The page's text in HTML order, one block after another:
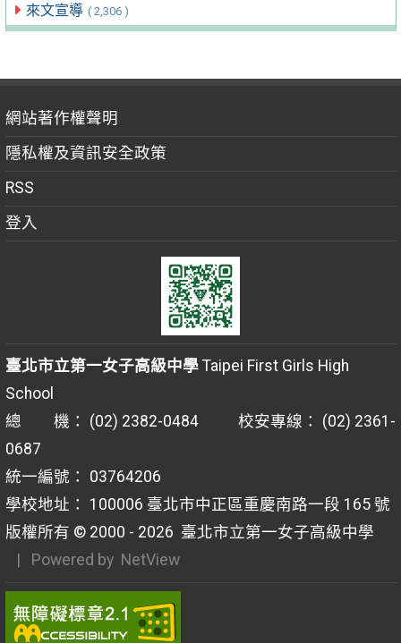
來文宣導 ( 2,306 )
網站著作權聲明
隱私權及資訊安全政策
RSS
登入
臺北市立第一女子高級中學Taipei First Girls High
School
總 機： (02) 2382-0484 校安專線： (02) 2361-
0687
統一編號： 03764206
學校地址： 100006 臺北市中正區重慶南路一段 165 號
版權所有 © 2000 - 2026 臺北市立第一女子高級中學
| Powered by NetView